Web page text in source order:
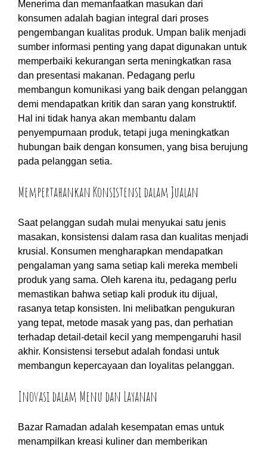
Menerima dan memanfaatkan masukan dari
konsumen adalah bagian integral dari proses
pengembangan kualitas produk. Umpan balik menjadi
sumber informasi penting yang dapat digunakan untuk
memperbaiki kekurangan serta meningkatkan rasa
dan presentasi makanan. Pedagang perlu
membangun komunikasi yang baik dengan pelanggan
demi mendapatkan kritik dan saran yang konstruktif.
Hal ini tidak hanya akan membantu dalam
penyempurnaan produk, tetapi juga meningkatkan
hubungan baik dengan konsumen, yang bisa berujung
pada pelanggan setia.
Mempertahankan Konsistensi dalam Jualan
Saat pelanggan sudah mulai menyukai satu jenis
masakan, konsistensi dalam rasa dan kualitas menjadi
krusial. Konsumen mengharapkan mendapatkan
pengalaman yang sama setiap kali mereka membeli
produk yang sama. Oleh karena itu, pedagang perlu
memastikan bahwa setiap kali produk itu dijual,
rasanya tetap konsisten. Ini melibatkan pengukuran
yang tepat, metode masak yang pas, dan perhatian
terhadap detail-detail kecil yang mempengaruhi hasil
akhir. Konsistensi tersebut adalah fondasi untuk
membangun kepercayaan dan loyalitas pelanggan.
Inovasi dalam Menu dan Layanan
Bazar Ramadan adalah kesempatan emas untuk
menampilkan kreasi kuliner dan memberikan